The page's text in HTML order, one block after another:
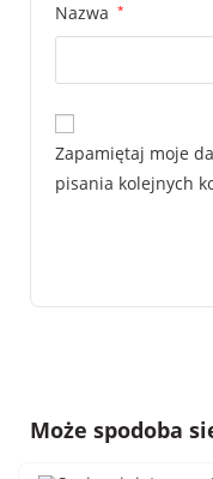
Nazwa *
Zapamiętaj moje
pisania kolejnych
Może spodoba